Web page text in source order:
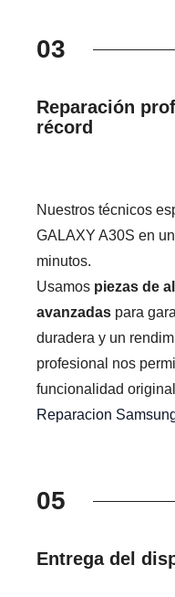
03
Reparación
récord
Nuestros técnicos
GALAXY A30S en
minutos.
Usamos piezas de
avanzadas para
duradera y un
profesional nos
funcionalidad
Reparacion
05
Entrega del